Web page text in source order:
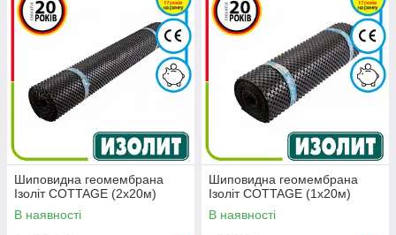
Шиповидна геомембрана
Ізоліт COTTAGE (2х20м)
В наявності
Шиповидна геомембрана
Ізоліт COTTAGE (1х20м)
В наявності